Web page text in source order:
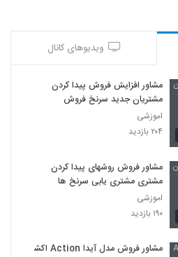
ویدیوهای کانال
مشاور افزایش فروش پیدا کردن
مشتریان جدید سرنخ فروش
اموزشی
۲۰۴ بازدید
مشاور فروش روشهای پیدا کردن
مشتری مشتری یابی سرنخ ها
اموزشی
۱۹۰ بازدید
مشاور فروش مدل آیدا Action اکشن